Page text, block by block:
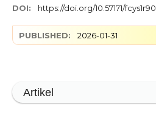
DOI: https://doi.org/10.57171/fcys1r90
PUBLISHED: 2026-01-31
Artikel